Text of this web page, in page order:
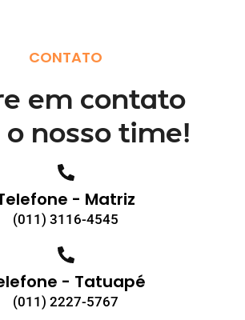
CONTATO
em contato
nosso time!
- Matriz
(011) 3116-4545
- Tatuapé
(011) 2227-5767